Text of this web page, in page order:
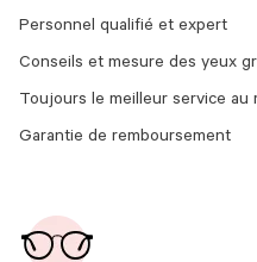
Personnel qualifié et expert
Conseils et mesure des yeux
Toujours le meilleur service au
Garantie de remboursement